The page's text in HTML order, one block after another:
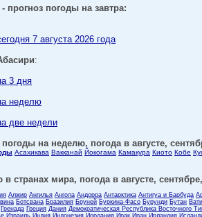
прогноз погоды на завтра:
7 августа 2026 года
:
3 дня
неделю
две недели
на неделю, погода в августе,
Асахикава Вакканай Йокогама Камакура Киото Кобе
в странах мира, погода в августе,
Алжир Ангилья Ангола Андорра Антарктика Антигуа и Барбуда
Ботсвана Бразилия Бруней Буркина-Фасо Бурунди Бутан
Гренада Греция Дания Демократическая Республика Восточного
Израиль Индия Индонезия Иордания Ирак Иран Ирландия